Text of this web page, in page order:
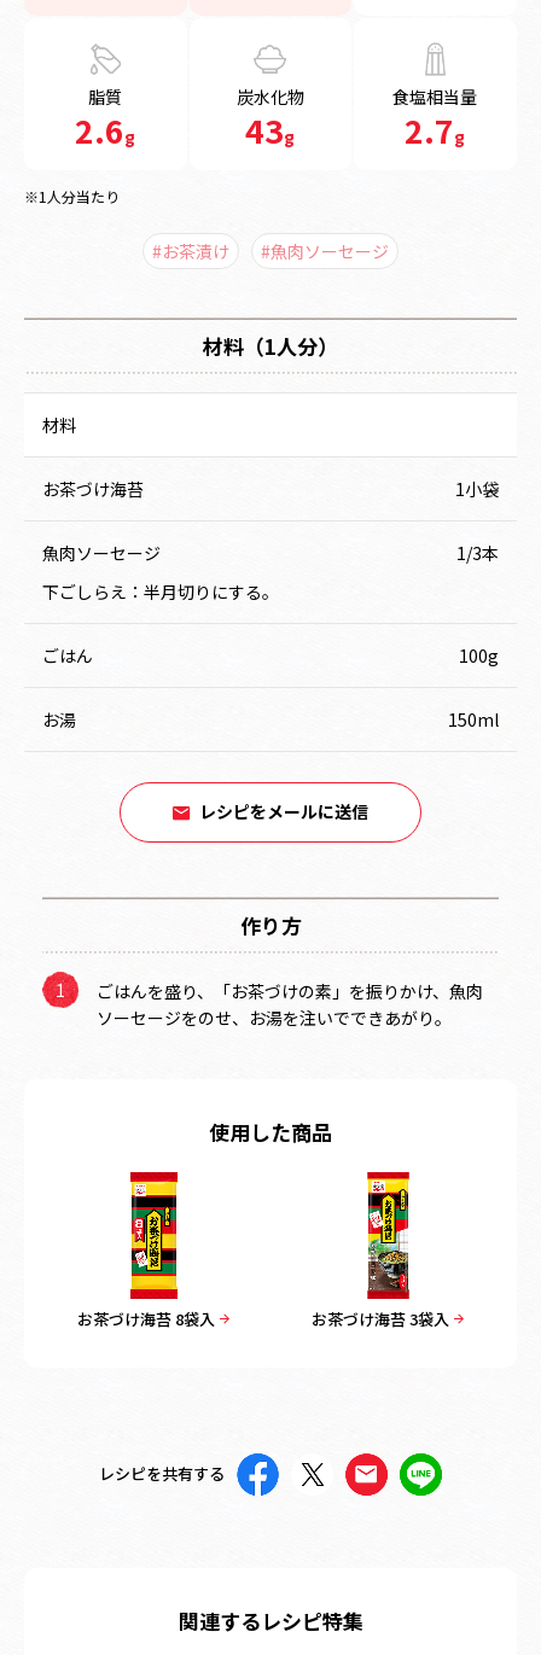
脂質
2.6g
炭水化物
43g
食塩相当量
2.7g
※1人分当たり
#お茶漬け #魚肉ソーセージ
材料（1人分）
材料
お茶づけ海苔 1小袋
魚肉ソーセージ
1/3本
下ごしらえ：半月切りにする。
ごはん 100g
お湯 150ml
レシピをメールに送信
作り方
ごはんを盛り、「お茶づけの素」を振りかけ、魚肉
ソーセージをのせ、お湯を注いでできあがり。
使用した商品
お茶づけ海苔 8袋入 お茶づけ海苔 3袋入
レシピを共有する
関連するレシピ特集